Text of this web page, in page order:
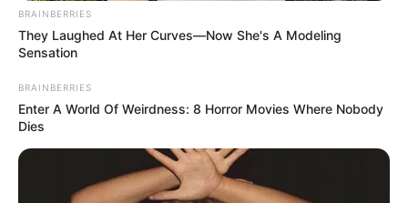
BRAINBERRIES
They Laughed At Her Curves—Now She's A Modeling
Sensation
BRAINBERRIES
Enter A World Of Weirdness: 8 Horror Movies Where Nobody
Dies